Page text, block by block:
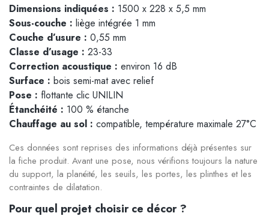
Dimensions indiquées : 1500 x 228 x 5,5 mm
Sous-couche : liège intégrée 1 mm
Couche d’usure : 0,55 mm
Classe d’usage : 23-33
Correction acoustique : environ 16 dB
Surface : bois semi-mat avec relief
Pose : flottante clic UNILIN
Étanchéité : 100 % étanche
Chauffage au sol : compatible, température maximale 27°C
Ces données sont reprises des informations déjà présentes sur
la fiche produit. Avant une pose, nous vérifions toujours la nature
du support, la planéité, les seuils, les portes, les plinthes et les
contraintes de dilatation.
Pour quel projet choisir ce décor ?